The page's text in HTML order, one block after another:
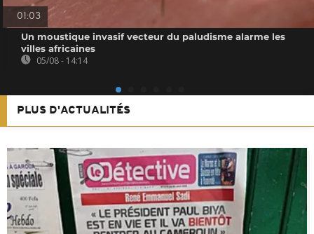
01:03
Un moustique invasif vecteur du paludisme alarme les
villes africaines
05/08 - 14:14
PLUS D'ACTUALITÉS